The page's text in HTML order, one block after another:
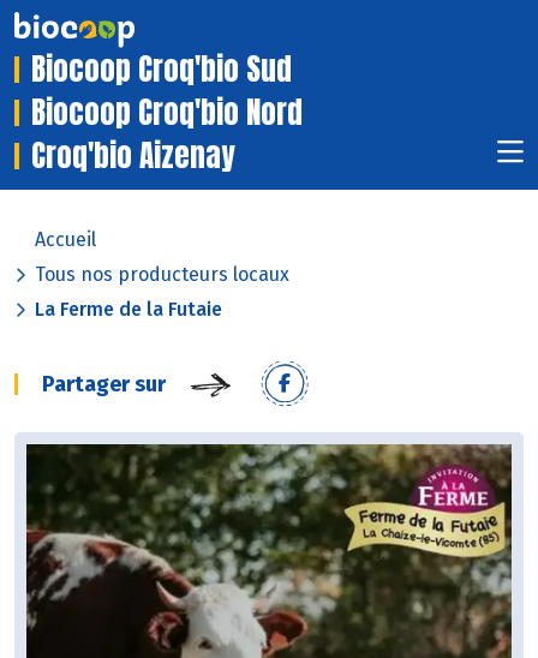
Biocoop Croq'bio Sud
Biocoop Croq'bio Nord
Croq'bio Aizenay
Accueil
Tous nos producteurs locaux
La Ferme de la Futaie
Partager sur